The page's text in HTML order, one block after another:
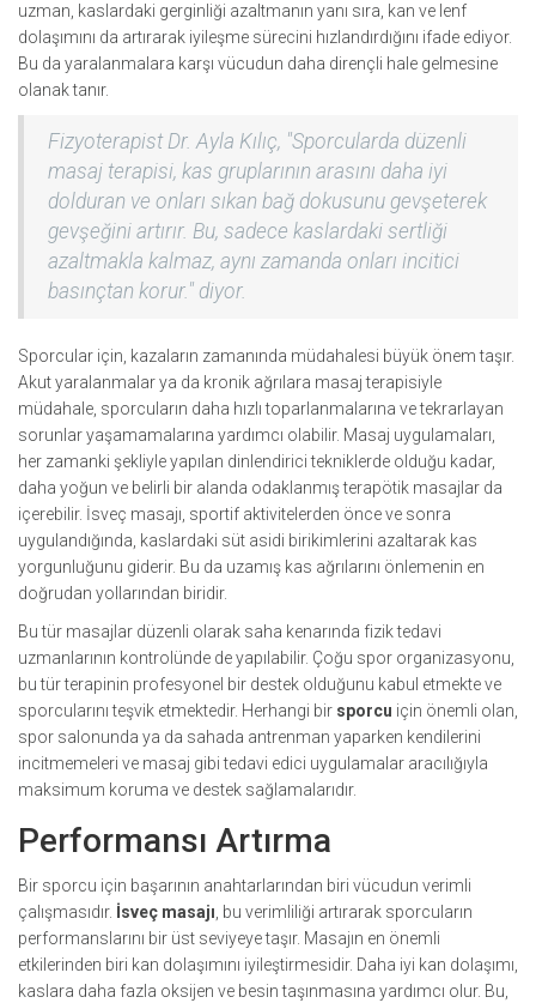
uzman, kaslardaki gerginliği azaltmanın yanı sıra, kan ve lenf
dolaşımını da artırarak iyileşme sürecini hızlandırdığını ifade ediyor.
Bu da yaralanmalara karşı vücudun daha dirençli hale gelmesine
olanak tanır.
Fizyoterapist Dr. Ayla Kılıç, "Sporcularda düzenli
masaj terapisi, kas gruplarının arasını daha iyi
dolduran ve onları sıkan bağ dokusunu gevşeterek
gevşeğini artırır. Bu, sadece kaslardaki sertliği
azaltmakla kalmaz, aynı zamanda onları incitici
basınçtan korur." diyor.
Sporcular için, kazaların zamanında müdahalesi büyük önem taşır.
Akut yaralanmalar ya da kronik ağrılara masaj terapisiyle
müdahale, sporcuların daha hızlı toparlanmalarına ve tekrarlayan
sorunlar yaşamamalarına yardımcı olabilir. Masaj uygulamaları,
her zamanki şekliyle yapılan dinlendirici tekniklerde olduğu kadar,
daha yoğun ve belirli bir alanda odaklanmış terapötik masajlar da
içerebilir. İsveç masajı, sportif aktivitelerden önce ve sonra
uygulandığında, kaslardaki süt asidi birikimlerini azaltarak kas
yorgunluğunu giderir. Bu da uzamış kas ağrılarını önlemenin en
doğrudan yollarından biridir.
Bu tür masajlar düzenli olarak saha kenarında fizik tedavi
uzmanlarının kontrolünde de yapılabilir. Çoğu spor organizasyonu,
bu tür terapinin profesyonel bir destek olduğunu kabul etmekte ve
sporcularını teşvik etmektedir. Herhangi bir sporcu için önemli olan,
spor salonunda ya da sahada antrenman yaparken kendilerini
incitmemeleri ve masaj gibi tedavi edici uygulamalar aracılığıyla
maksimum koruma ve destek sağlamalarıdır.
Performansı Artırma
Bir sporcu için başarının anahtarlarından biri vücudun verimli
çalışmasıdır. İsveç masajı, bu verimliliği artırarak sporcuların
performanslarını bir üst seviyeye taşır. Masajın en önemli
etkilerinden biri kan dolaşımını iyileştirmesidir. Daha iyi kan dolaşımı,
kaslara daha fazla oksijen ve besin taşınmasına yardımcı olur. Bu,